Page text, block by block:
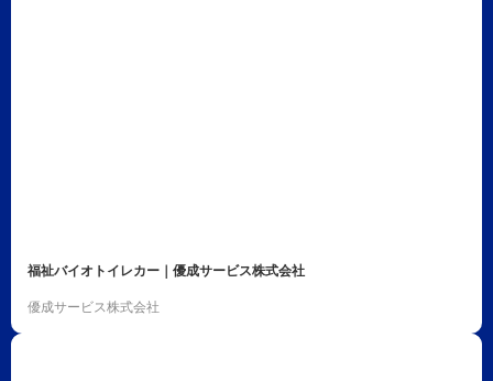
福祉バイオトイレカー｜優成サービス株式会社
優成サービス株式会社